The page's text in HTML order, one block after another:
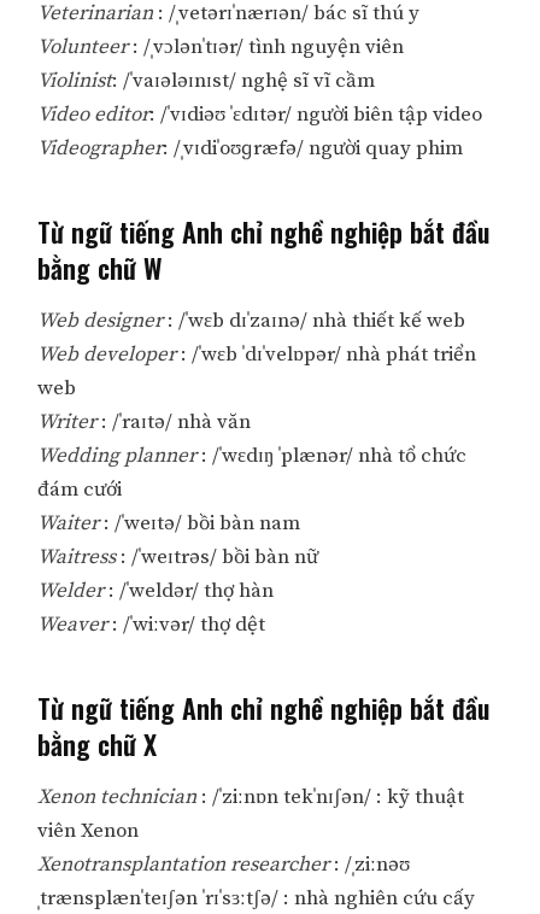
Veterinarian : /ˌvetərɪˈnærɪən/ bác sĩ thú y
Volunteer: /ˌvɔlənˈtɪər/ tình nguyện viên
Violinist: /ˈvaɪələɪnɪst/ nghệ sĩ vĩ cầm
Video editor: /ˈvɪdiəʊ ˈɛdɪtər/ người biên tập video
Videographer: /ˌvɪdiˈoʊɡræfə/ người quay phim
Từ ngữ tiếng Anh chỉ nghề nghiệp bắt đầu
bằng chữ W
Web designer: /ˈwɛb dɪˈzaɪnə/ nhà thiết kế web
Web developer: /ˈwɛb ˈdɪˈvelɒpər/ nhà phát triển
web
Writer: /ˈraɪtə/ nhà văn
Wedding planner: /ˈwɛdɪŋ ˈplænər/ nhà tổ chức
đám cưới
Waiter: /ˈweɪtə/ bồi bàn nam
Waitress: /ˈweɪtrəs/ bồi bàn nữ
Welder: /ˈweldər/ thợ hàn
Weaver: /ˈwiːvər/ thợ dệt
Từ ngữ tiếng Anh chỉ nghề nghiệp bắt đầu
bằng chữ X
Xenon technician : /ˈziːnɒn tekˈnɪʃən/ : kỹ thuật
viên Xenon
Xenotransplantation researcher: /ˌziːnəʊ
ˌtrænsplænˈteɪʃən ˈrɪˈsɜːtʃə/ : nhà nghiên cứu cấy